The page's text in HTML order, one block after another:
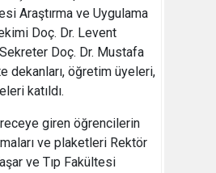
Araştırma ve Uygulama
Doç. Dr. Levent
Doç. Dr. Mustafa
dekanları, öğretim üyeleri,
katıldı.
giren öğrencilerin
ve plaketleri Rektör
ve Tıp Fakültesi